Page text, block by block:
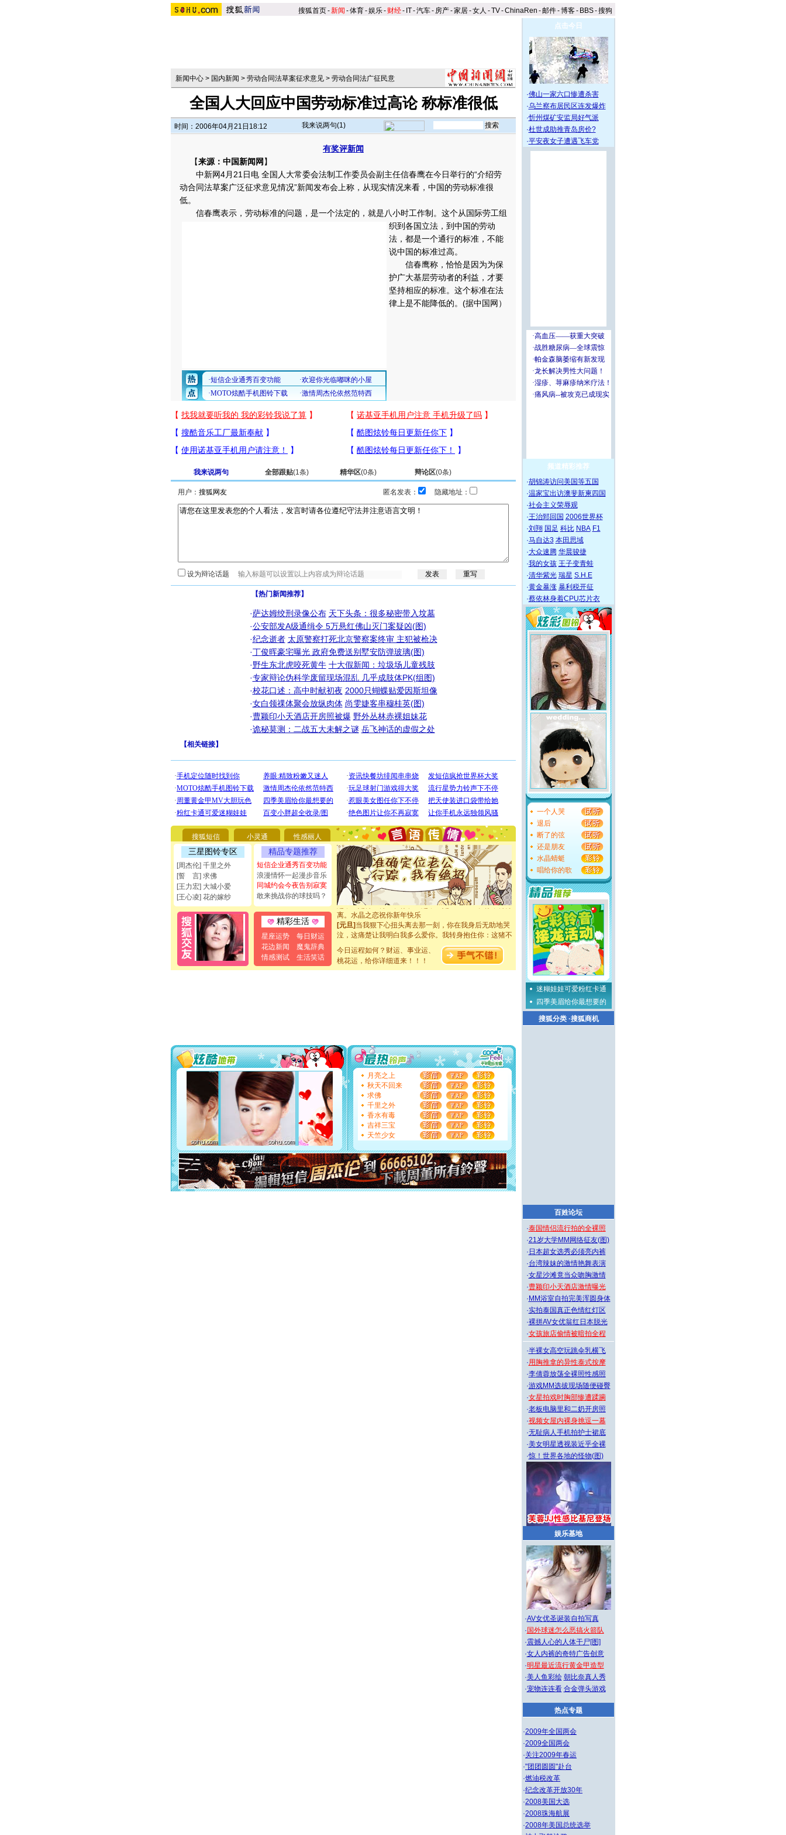
搜狐首页-新闻 -体育-娱乐- 财经- IT-汽车- 房产-家居-女人 -TV-ChinaRen -邮件-博客- BBS-搜狗
新闻中心 > 国内新闻 > 劳动合同法草案征求意见 > 劳动合同法广征民意
全国人大回应中国劳动标准过高论 称标准很低
时间：2006年04月21日18:12 我来说两句(1)
有奖评新闻
【来源：中国新闻网 】
中新网4月21日电 全国人大常委会法制工作委员会副主任信春鹰在今日举行的“介绍劳
动合同法草案广泛征求意见情况”新闻发布会上称，从现实情况来看，中国的劳动标准很
低。
信春鹰表示，劳动标准的问题，是一个法定的，就是八小时工作制。 这个从国际劳工组
织到各国立法，到中国的劳动
法，都是一个通行的标准，不能
说中国的标准过高。
信春鹰称，恰恰是因为为保
护广大基层劳动者的利益，才要
坚持相应的标准。这个标准在法
律上是不能降低的。(据中国网）
我来说两句 全部跟贴(1条) 精华区(0条) 辩论区(0条)
用户： 匿名发表： 隐藏地址：
设为辩论话题
【热门新闻推荐】
·萨达姆绞刑录像公布 天下头条：很多秘密带入坟墓
·公安部发A级通缉令 5万悬红佛山灭门案疑凶(图)
·纪念逝者 太原警察打死北京警察案终审 主犯被枪决
·丁俊晖豪宅曝光 政府免费送别墅安防弹玻璃(图)
·野生东北虎咬死黄牛 十大假新闻：垃圾场儿童残肢
·专家辩论伪科学废留现场混乱 几乎成肢体PK(组图)
·校花口述：高中时献初夜 2000只蝴蝶贴爱因斯坦像
·女白领祼体聚会放纵肉体 尚雯婕客串穆桂英(图)
·曹颖印小天酒店开房照被爆 野外丛林赤裸姐妹花
·诡秘莫测：二战五大未解之谜 岳飞神话的虚假之处
【相关链接】
搜狐短信 小灵通 性感丽人
三星图铃专区
[周杰伦] 千里之外
[誓 言] 求佛
[王力宏] 大城小爱
[王心凌] 花的嫁纱
精品专题推荐
短信企业通秀百变功能
浪漫情怀一起漫步音乐
同城约会今夜告别寂寞
敢来挑战你的球技吗？
精彩生活
星座运势
每日财运
花边新闻
魔鬼辞典
情感测试
生活笑话
[圣诞节]圣诞节到了，想想没什么送给你的，又不打算给
你太多，只有给你五千万：千万快乐！千万要健康！千万
要平安！千万要知足！千万不要忘记我！
[圣诞节]不只这样的日子才会想起你,而是这样的日子才
都要快乐噢!
[圣诞节]奉上一颗祝福的心,在这个特别的日子里,愿幸福,
如意,快乐,鲜花,一切美好的祝愿与你同在.圣诞快乐!
[元旦]看到你我会触电；看不到你我要充电；没有你我会
断电。爱你是我职业，想你是我事业，抱你是我特长，吻
你是我专业！水晶之恋祝你新年快乐
[元旦]如果上天让我许三个愿望，一是今生今世和你在一
起；二是再生再世和你在一起；三是三生三世和你不再分
离。水晶之恋祝你新年快乐
[元旦]当我狠下心扭头离去那一刻，你在我身后无助地哭
泣，这痛楚让我明白我多么爱你。我转身抱住你：这猪不
卖了。水晶之恋祝你新年快乐。
[春节]风柔雨润好月圆，半岛铁盒伴身边，每日尽显开心
颜！冬去春来似水如烟，劳碌人生需尽欢！听一曲轻歌，
道一声平安！新年吉祥万事如愿
能正大光明地骚扰你,告诉你,圣诞要快乐!新年要快乐!天天
都要快乐噢!
[圣诞节]奉上一颗祝福的心,在这个特别的日子里,愿幸福,
如意,快乐,鲜花,一切美好的祝愿与你同在.圣诞快乐!
[元旦]
看到你我会触电；看不到你我要充电；没有你我会
断电。爱你是我职业，想你是我事业，抱你是我特长，吻
你是我专业！水晶之恋祝你新年快乐
[元旦]
如果上天让我许三个愿望，一是今生今世和你在一
起；二是再生再世和你在一起；三是三生三世和你不再分
离。水晶之恋祝你新年快乐
[元旦]当我狠下心扭头离去那一刻，你在我身后无助地哭
泣，这痛楚让我明白我多么爱你。我转身抱住你：这猪不
卖了。水晶之恋祝你新年快乐。
[春节]风柔雨润好月圆，半岛铁盒伴身边，每日尽显开心
颜！冬去春来似水如烟，劳碌人生需尽欢！听一曲轻歌，
今日运程如何？财运、事业运、
桃花运，给你详细道来！！！
月亮之上
秋天不回来
求佛
千里之外
香水有毒
吉祥三宝
天竺少女
点击今日
·佛山一家六口惨遭杀害
·乌兰察布居民区连发爆炸
·忻州煤矿安监局好气派
·杜世成助推青岛房价?
·平安夜女子遭遇飞车党
频道精彩推荐
·胡锦涛访问美国等五国
·温家宝出访澳斐新柬四国
·社会主义荣辱观
·王治郅回国 2006世界杯
·刘翔 国足 科比 NBA F1
·马自达3 本田思域
·大众速腾 华晨骏捷
·我的女孩 王子变青蛙
·清华紫光 瑞星 S.H.E
·黄金暴涨 暴利税开征
·蔡依林身着CPU芯片衣
一个人哭
退后
断了的弦
还是朋友
水晶蜻蜓
唱给你的歌
迷糊娃娃可爱粉红卡通
四季美眉给你最想要的
搜狐分类·搜狐商机
百姓论坛
·泰国情侣流行拍的全裸照
·21岁大学MM网络征友(图)
· 日本超女选秀必须亮内裤
·台湾辣妹的激情艳舞表演
·女星沙滩竟当众吻胸激情
·曹颖印小天酒店激情曝光
· MM浴室自拍完美浑圆身体
·实拍泰国真正色情红灯区
·裸拼AV女优翁红日本脱光
·女孩旅店偷情被暗拍全程
·半裸女高空玩跳伞乳横飞
·用胸推拿的异性泰式按摩
·李倩蓉放荡全裸照性感照
·游戏MM选拔现场随便碰臀
·女星拍戏时胸部惨遭蹂躏
·老板电脑里和二奶开房照
·视频女屋内裸身挑逗一幕
·无耻病人手机拍护士裙底
·美女明星透视装近乎全裸
·惊！世界各地的怪物(图)
娱乐基地
·AV女优圣诞装自拍写真
· 国外球迷怎么恶搞火箭队
·震撼人心的人体干尸[图]
·女人内裤的奇特广告创意
·明星最近流行黄金甲造型
·美人鱼彩绘 朝比奈真人秀
·宠物连连看 合金弹头游戏
热点专题
·2009年全国两会
·2009全国两会
·关注2009年春运
·"团团圆圆"赴台
·燃油税改革
·纪念改革开放30年
·2008美国大选
·2008珠海航展
·2008年美国总统选举